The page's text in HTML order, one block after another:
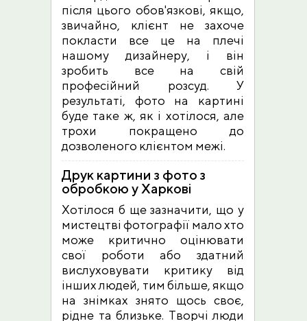
після цього обов'язкові, якщо,
звичайно, клієнт не захоче
покласти все це на плечі
нашому дизайнеру, і він
зробить все на свій
професійний розсуд. У
результаті, фото на картині
буде таке ж, як і хотілося, але
трохи покращено до
дозволеного клієнтом межі.
Друк картини з фото з
обробкою у Харкові
Хотілося б ще зазначити, що у
мистецтві фотографії мало хто
може критично оцінювати
свої роботи або здатний
вислуховувати критику від
інших людей, тим більше, якщо
на знімках знято щось своє,
рідне та близьке. Творчі люди